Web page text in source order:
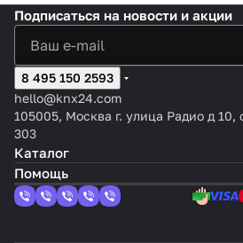
ер
ат
ы
4
или
8
виш
,
бел
ый
ры
8-
кра
й
2TE
RE
ьный,
цвет:
Черны
матов
ый
ие
PI/
пози
ное
X2, 2-
кноп
на
1.8
выбор
Подписаться на новости и акции
8 495 150 2593
hello@knx24.com
105005, Москва г. улица Радио д 10,
303
Каталог
Помощь